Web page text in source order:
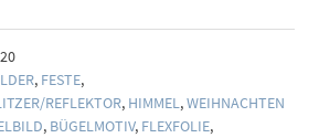
, FESTE,
REFLEKTOR, HIMMEL,WEIHNACHTEN
, BÜGELMOTIV, FLEXFOLIE,